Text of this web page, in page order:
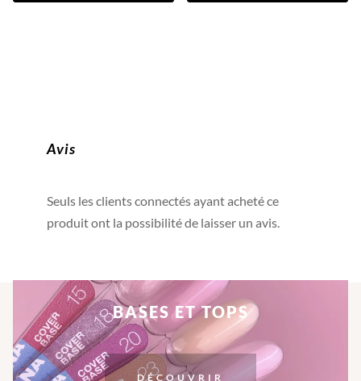
Avis
Seuls les clients connectés ayant acheté ce
produit ont la possibilité de laisser un avis.
BASES ET TOPS
DÉCOUVRIR